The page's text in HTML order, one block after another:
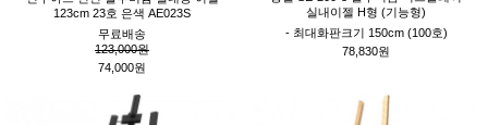
123cm 23호 은색 AE023S
무료배송
123,000원
74,000원
실내이젤 H형 (기능형)
- 최대화판크기 150cm (100호)
78,830원